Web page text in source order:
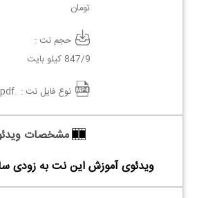
تومان
حجم نت :
847/9 کیلو بایت
نوع فایل نت : .pdf
مشخصات
ویدئوی آموزش این نت به زودی